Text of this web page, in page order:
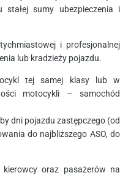
stałej sumy ubezpieczenia i
i profesjonalnej
lub kradzieży pojazdu.
tej samej klasy lub w
motocykli – samochód
dni pojazdu zastępczego (od
do najbliższego ASO, do
oraz pasażerów na